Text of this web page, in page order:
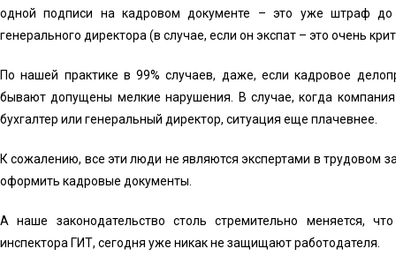
одной подписи на кадровом документе – это уже штраф
генерального директора (в случае, если он экспат – это очень
По нашей практике в 99% случаев, даже, если кадровое
бывают допущены мелкие нарушения. В случае, когда
бухгалтер или генеральный директор, ситуация еще плачевнее.
К сожалению, все эти люди не являются экспертами в трудовом
оформить кадровые документы.
А наше законодательство столь стремительно меняется,
инспектора ГИТ, сегодня уже никак не защищают работодателя.